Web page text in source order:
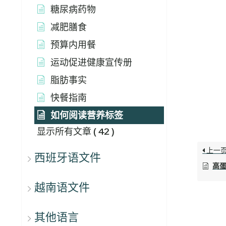
糖尿病药物
减肥膳食
预算内用餐
运动促进健康宣传册
脂肪事实
快餐指南
如何阅读营养标签
显示所有文章 ( 42 )
西班牙语文件
越南语文件
其他语言
上一
高